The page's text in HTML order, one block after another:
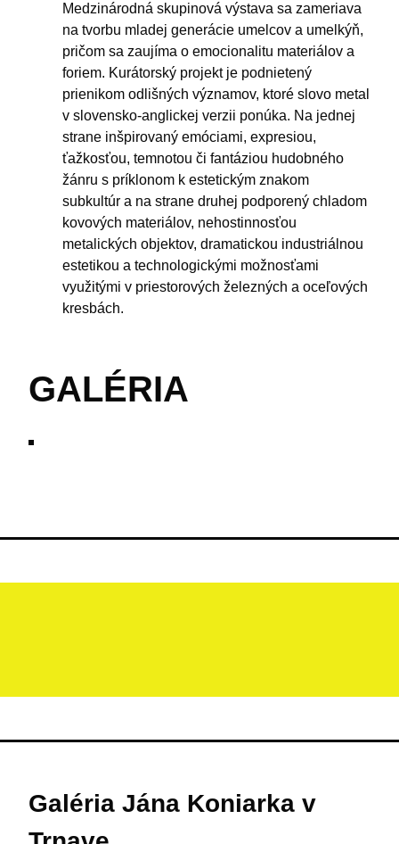
Medzinárodná skupinová výstava sa zameriava
na tvorbu mladej generácie umelcov a umelkýň,
pričom sa zaujíma o emocionalitu materiálov a
foriem. Kurátorský projekt je podnietený
prienikom odlišných významov, ktoré slovo metal
v slovensko-anglickej verzii ponúka. Na jednej
strane inšpirovaný emóciami, expresiou,
ťažkosťou, temnotou či fantáziou hudobného
žánru s príklonom k estetickým znakom
subkultúr a na strane druhej podporený chladom
kovových materiálov, nehostinnosťou
metalických objektov, dramatickou industriálnou
estetikou a technologickými možnosťami
využitými v priestorových železných a oceľových
kresbách.
GALÉRIA
Galéria Jána Koniarka v